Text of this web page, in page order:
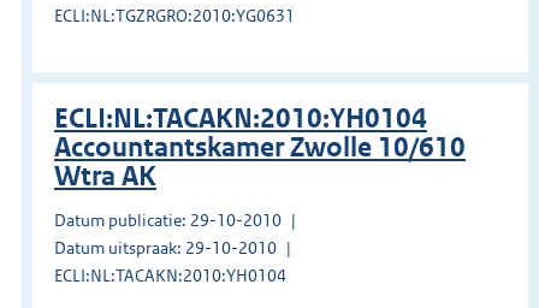
ECLI:NL:TGZRGRO:2010:YG0631
ECLI:NL:TACAKN:2010:YH0104
Accountantskamer Zwolle 10/610
Wtra AK
Datum publicatie: 29-10-2010
Datum uitspraak: 29-10-2010
ECLI:NL:TACAKN:2010:YH0104